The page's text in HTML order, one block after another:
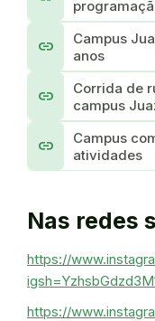
link
Campus
anos
link
Corrida de
campus
link
Campus
atividades
Nas redes
https://
https://